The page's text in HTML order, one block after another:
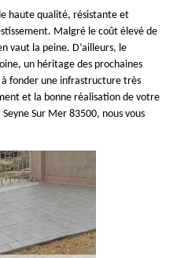
haute qualité, résistante et
Malgré le coût élevé de
vaut la peine. D’ailleurs, le
un héritage des prochaines
à fonder une infrastructure très
et la bonne réalisation de votre
Sur Mer 83500, nous vous